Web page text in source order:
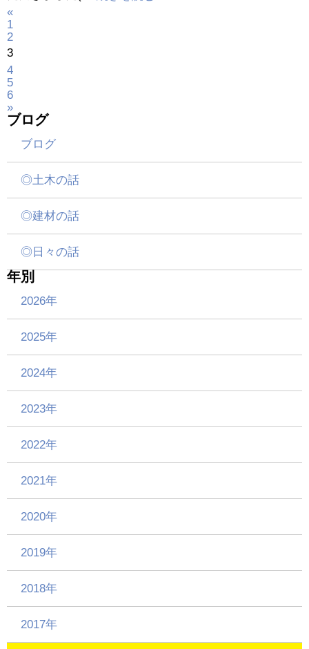
«
1
2
3
4
5
6
»
ブログ
ブログ
◎土木の話
◎建材の話
◎日々の話
年別
2026年
2025年
2024年
2023年
2022年
2021年
2020年
2019年
2018年
2017年